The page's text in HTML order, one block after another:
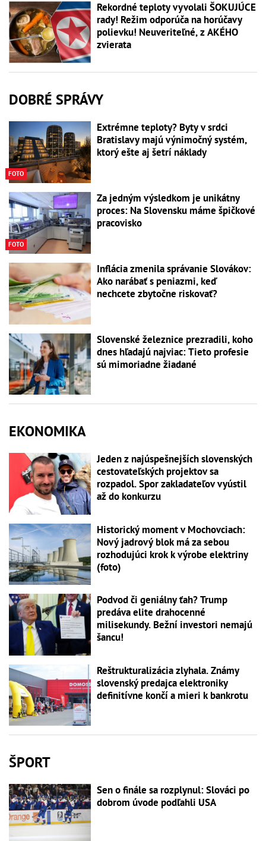
Rekordné teploty vyvolali ŠOKUJÚCE
rady! Režim odporúča na horúčavy
polievku! Neuveriteľné, z AKÉHO
zvierata
DOBRÉ SPRÁVY
FOTO
Extrémne teploty? Byty v srdci
Bratislavy majú výnimočný systém,
ktorý ešte aj šetrí náklady
FOTO
Za jedným výsledkom je unikátny
proces: Na Slovensku máme špičkové
pracovisko
Inflácia zmenila správanie Slovákov:
Ako narábať s peniazmi, keď
nechcete zbytočne riskovať?
Slovenské železnice prezradili, koho
dnes hľadajú najviac: Tieto profesie
sú mimoriadne žiadané
EKONOMIKA
Jeden z najúspešnejších slovenských
cestovateľských projektov sa
rozpadol. Spor zakladateľov vyústil
až do konkurzu
Historický moment v Mochovciach:
Nový jadrový blok má za sebou
rozhodujúci krok k výrobe elektriny
(foto)
Podvod či geniálny ťah? Trump
predáva elite drahocenné
milisekundy. Bežní investori nemajú
šancu!
Reštrukturalizácia zlyhala. Známy
slovenský predajca elektroniky
definitívne končí a mieri k bankrotu
ŠPORT
Sen o finále sa rozplynul: Slováci po
dobrom úvode podľahli USA